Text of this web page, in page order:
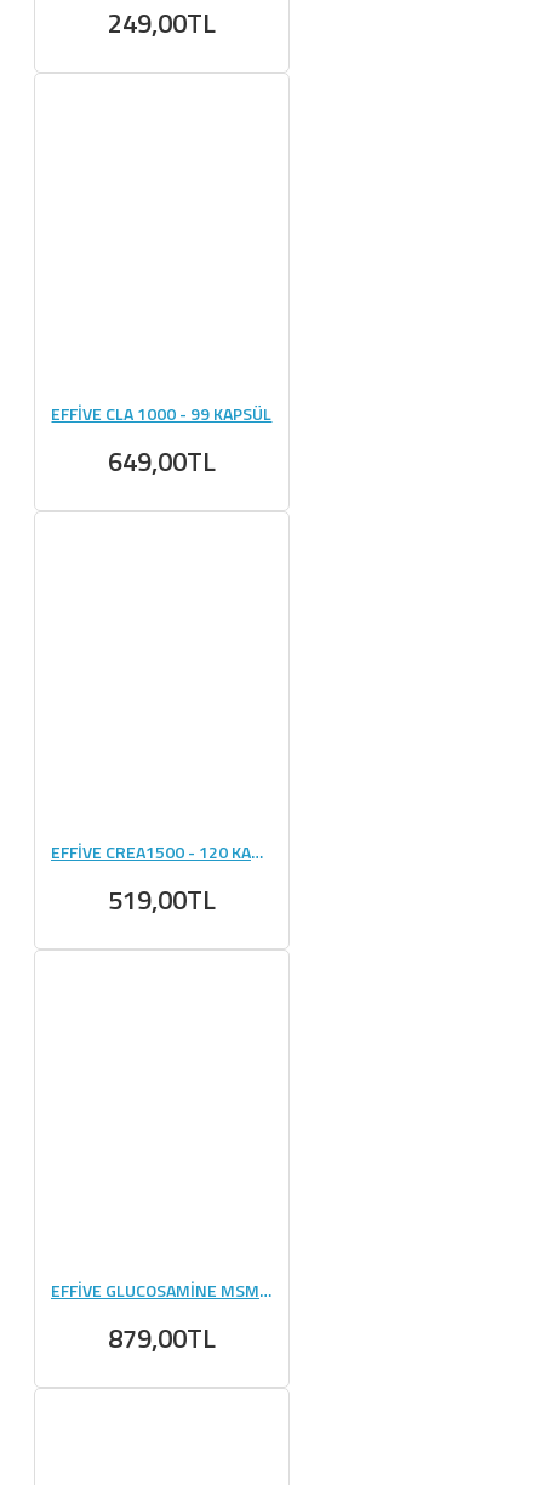
249,00TL
EFFİVE CLA 1000 - 99 KAPSÜL
649,00TL
EFFİVE CREA1500 - 120 KAPSÜL
519,00TL
EFFİVE GLUCOSAMİNE MSM CHONDROİTİN - 90 TABLET
879,00TL